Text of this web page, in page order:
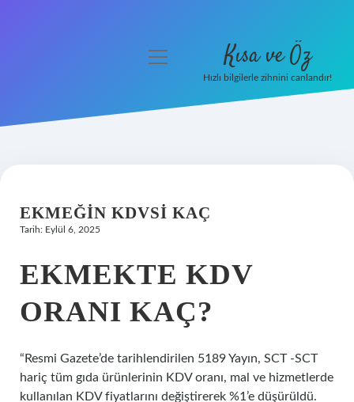
Hakkımızda
menüyü
Kısa ve Öz
Hızlı bilgilerle zihnini canlandır!
EKMEĞIN KDVSI KAÇ
Tarih: Eylül 6, 2025
EKMEKTE KDV
ORANI KAÇ?
“Resmi Gazete’de tarihlendirilen 5189 Yayın, SCT -SCT
hariç tüm gıda ürünlerinin KDV oranı, mal ve hizmetlerde
kullanılan KDV fiyatlarını değiştirerek %1’e düşürüldü.